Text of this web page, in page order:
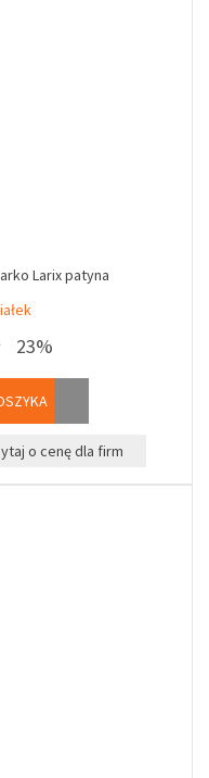
Larix patyna
23%
o cenę dla firm